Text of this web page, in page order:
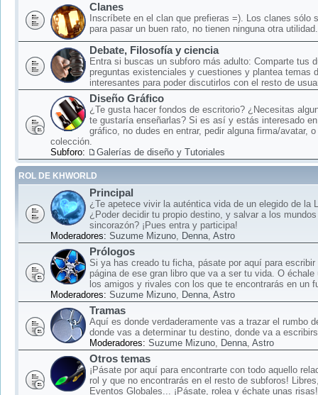
Clanes
Inscríbete en el clan que prefieras =). Los clanes sólo
para pasar un buen rato, no tienen ninguna otra utilidad.
Debate, Filosofía y ciencia
Entra si buscas un subforo más adulto: Comparte tus
preguntas existenciales y cuestiones y plantea temas
interesantes para poder discutirlos con el resto de
Diseño Gráfico
¿Te gusta hacer fondos de escritorio? ¿Necesitas
te gustaría enseñarlas? Si es así y estás interesado
gráfico, no dudes en entrar, pedir alguna firma/avatar,
colección.
Subforo:
Galerías de diseño y Tutoriales
ROL DE KHWORLD
Principal
¿Te apetece vivir la auténtica vida de un elegido de la
¿Poder decidir tu propio destino, y salvar a los
sincorazón? ¡Pues entra y participa!
Moderadores: Suzume Mizuno, Denna, Astro
Prólogos
Si ya has creado tu ficha, pásate por aquí para escribir
página de ese gran libro que va a ser tu vida. O
los amigos y rivales con los que te encontrarás en un
Moderadores: Suzume Mizuno, Denna, Astro
Tramas
Aquí es donde verdaderamente vas a trazar el rumbo
donde vas a determinar tu destino, donde va a
Moderadores: Suzume Mizuno, Denna, Astro
Otros temas
¡Pásate por aquí para encontrarte con todo aquello
rol y que no encontrarás en el resto de subforos!
Eventos Globales... ¡Pásate, rolea y échate unas risas!